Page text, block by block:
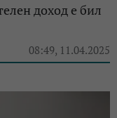
доход е бил
08:49, 11.04.2025